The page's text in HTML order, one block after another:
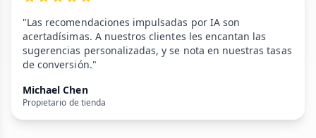
"Las recomendaciones impulsadas por IA son
acertadísimas. A nuestros clientes les encantan las
sugerencias personalizadas, y se nota en nuestras tasas
de conversión."
Michael Chen
Propietario de tienda